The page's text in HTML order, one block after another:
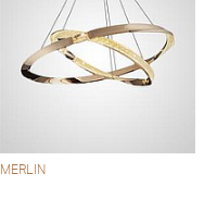
MERLIN